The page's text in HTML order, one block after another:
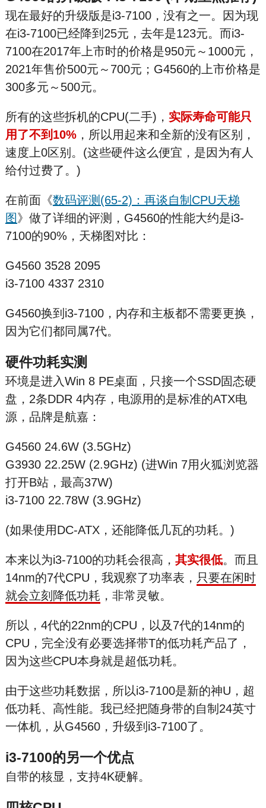
现在最好的升级版是i3-7100，没有之一。因为现
在i3-7100已经降到25元，去年是123元。而i3-
7100在2017年上市时的价格是950元～1000元，
2021年售价500元～700元；G4560的上市价格是
300多元～500元。
所有的这些拆机的CPU(二手)， 实际寿命可能只
用了不到10%，所以用起来和全新的没有区别，
速度上0区别。(这些硬件这么便宜，是因为有人
给付过费了。)
在前面《数码评测(65-2)：再谈自制CPU天梯
图》做了详细的评测，G4560的性能大约是i3-
7100的90%，天梯图对比：
G4560 3528 2095
i3-7100 4337 2310
G4560换到i3-7100，内存和主板都不需要更换，
因为它们都同属7代。
硬件功耗实测
环境是进入Win 8 PE桌面，只接一个SSD固态硬
盘，2条DDR 4内存，电源用的是标准的ATX电
源，品牌是航嘉：
G4560 24.6W (3.5GHz)
G3930 22.25W (2.9GHz) (进Win 7用火狐浏览器
打开B站，最高37W)
i3-7100 22.78W (3.9GHz)
(如果使用DC-ATX，还能降低几瓦的功耗。)
本来以为i3-7100的功耗会很高， 其实很低。而且
14nm的7代CPU，我观察了功率表， 只要在闲时
就会立刻降低功耗 ，非常灵敏。
所以，4代的22nm的CPU，以及7代的14nm的
CPU，完全没有必要选择带T的低功耗产品了，
因为这些CPU本身就是超低功耗。
由于这些功耗数据，所以i3-7100是新的神U，超
低功耗、高性能。我已经把随身带的自制24英寸
一体机，从G4560，升级到i3-7100了。
i3-7100的另一个优点
自带的核显，支持4K硬解。